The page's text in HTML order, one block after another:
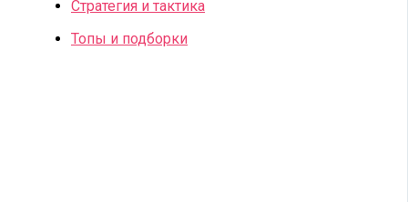
Стратегия и тактика
Топы и подборки